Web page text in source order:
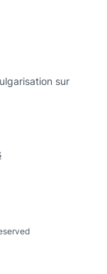
sur